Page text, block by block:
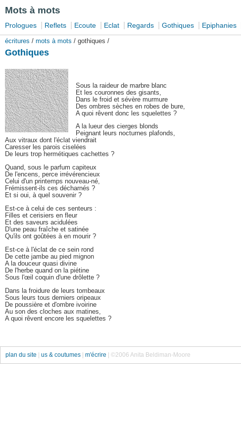
Mots à mots
Prologues Reflets Ecoute Eclat Regards Gothiques Epiphanies
écritures / mots à mots / gothiques /
Gothiques
Sous la raideur de marbre blanc
Et les couronnes des gisants,
Dans le froid et sévère murmure
Des ombres sèches en robes de bure,
A quoi rêvent donc les squelettes ?
A la lueur des cierges blonds
Peignant leurs nocturnes plafonds,
Aux vitraux dont l'éclat viendrait
Caresser les parois ciselées
De leurs trop hermétiques cachettes ?
Quand, sous le parfum capiteux
De l'encens, perce irrévérencieux
Celui d'un printemps nouveau-né,
Frémissent-ils ces décharnés ?
Et si oui, à quel souvenir ?
Est-ce à celui de ces senteurs :
Filles et cerisiers en fleur
Et des saveurs acidulées
D'une peau fraîche et satinée
Qu'ils ont goûtées à en mourir ?
Est-ce à l'éclat de ce sein rond
De cette jambe au pied mignon
A la douceur quasi divine
De l'herbe quand on la piétine
Sous l'œil coquin d'une drôlette ?
Dans la froidure de leurs tombeaux
Sous leurs tous derniers oripeaux
De poussière et d'ombre ivoirine
Au son des cloches aux matines,
A quoi rêvent encore les squelettes ?
plan du site us & coutumes m'écrire | ©2006 Anita Beldiman-Moore